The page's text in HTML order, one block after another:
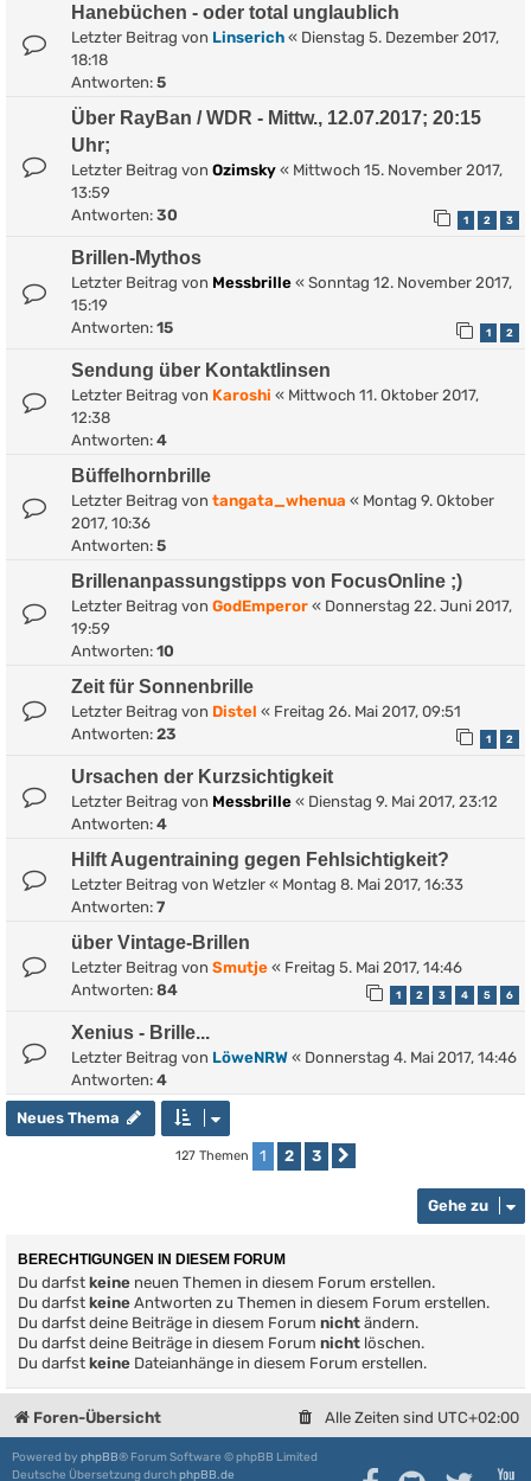
Hanebüchen - oder total unglaublich
Letzter Beitrag von Linserich « Dienstag 5. Dezember 2017,
18:18
Antworten: 5
Über RayBan / WDR - Mittw., 12.07.2017; 20:15
Uhr;
Letzter Beitrag von Ozimsky « Mittwoch 15. November 2017,
13:59
Antworten: 30 1 2 3
Brillen-Mythos
Letzter Beitrag von Messbrille « Sonntag 12. November 2017,
15:19
Antworten: 15 1 2
Sendung über Kontaktlinsen
Letzter Beitrag von Karoshi « Mittwoch 11. Oktober 2017,
12:38
Antworten: 4
Büffelhornbrille
Letzter Beitrag von tangata_whenua « Montag 9. Oktober
2017, 10:36
Antworten: 5
Brillenanpassungstipps von FocusOnline ;)
Letzter Beitrag von GodEmperor « Donnerstag 22. Juni 2017,
19:59
Antworten: 10
Zeit für Sonnenbrille
Letzter Beitrag von Distel « Freitag 26. Mai 2017, 09:51
Antworten: 23 1 2
Ursachen der Kurzsichtigkeit
Letzter Beitrag von Messbrille « Dienstag 9. Mai 2017, 23:12
Antworten: 4
Hilft Augentraining gegen Fehlsichtigkeit?
Letzter Beitrag von Wetzler « Montag 8. Mai 2017, 16:33
Antworten: 7
über Vintage-Brillen
Letzter Beitrag von Smutje « Freitag 5. Mai 2017, 14:46
Antworten: 84 1 2 3 4 5 6
Xenius - Brille...
Letzter Beitrag von LöweNRW « Donnerstag 4. Mai 2017, 14:46
Antworten: 4
Neues Thema
127 Themen 1 2 3
Gehe zu
BERECHTIGUNGEN IN DIESEM FORUM
Du darfst keine neuen Themen in diesem Forum erstellen.
Du darfst keine Antworten zu Themen in diesem Forum erstellen.
Du darfst deine Beiträge in diesem Forum nicht ändern.
Du darfst deine Beiträge in diesem Forum nicht löschen.
Du darfst keine Dateianhänge in diesem Forum erstellen.
Foren-Übersicht Alle Zeiten sind UTC+02:00
Powered by phpBB® Forum Software © phpBB Limited
Deutsche Übersetzung durchphpBB.de